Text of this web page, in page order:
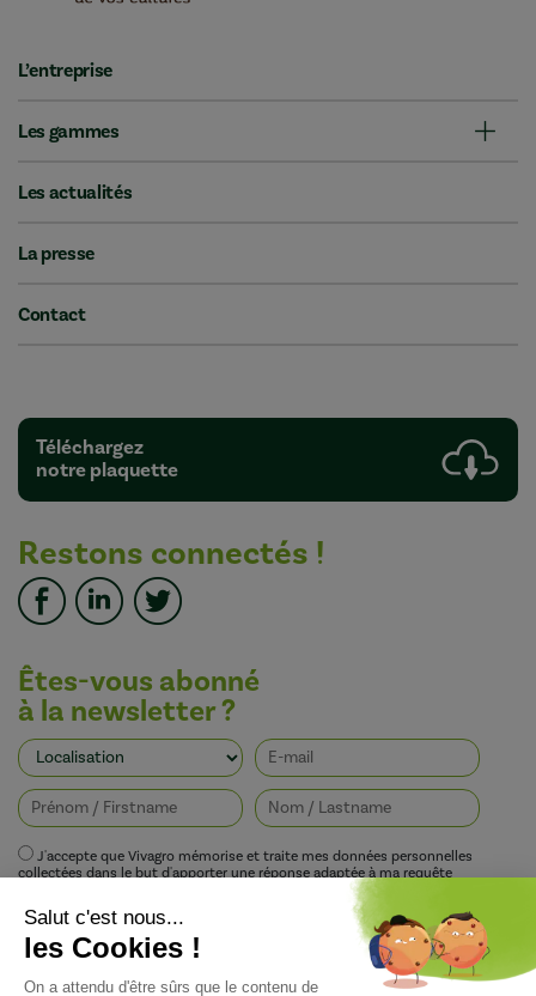
L’entreprise
Les gammes
Les actualités
La presse
Contact
Téléchargez
notre plaquette
Restons connectés !
Êtes-vous abonné
à la newsletter ?
J'accepte que Vivagro mémorise et traite mes données personnelles
collectées dans le but d'apporter une réponse adaptée à ma requête
conformément à la politique de protection de la vie privée de Vivagro.
I agree that Vivagro stores and processes my personal data collected in order
to provide an appropriate response to my request in accordance with
Vivagro's privacy policy.